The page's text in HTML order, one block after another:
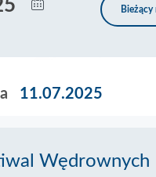
11.07.2025
Wędrownych